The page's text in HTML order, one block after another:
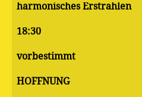
harmonisches Erstrahlen
18:30
vorbestimmt
HOFFNUNG